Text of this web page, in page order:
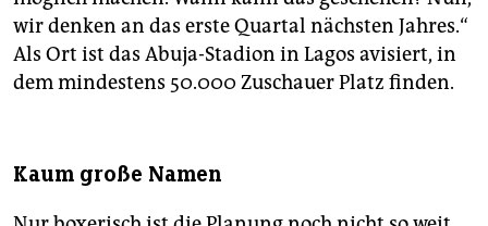
wir denken an das erste Quartal nächsten Jahres.“
Als Ort ist das Abuja-Stadion in Lagos avisiert, in
dem mindestens 50.000 Zuschauer Platz finden.
Kaum große Namen